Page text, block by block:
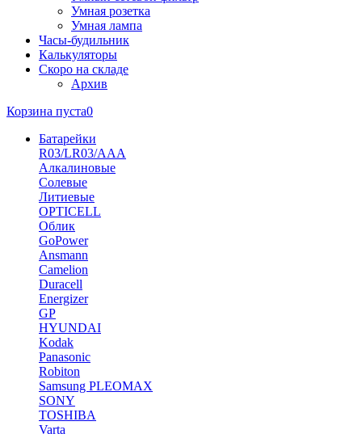
Умная розетка
Умная лампа
Часы-будильник
Калькуляторы
Скоро на складе
Архив
Корзина пуста0
Батарейки
R03/LR03/AAA
Алкалиновые
Солевые
Литиевые
OPTICELL
Облик
GoPower
Ansmann
Camelion
Duracell
Energizer
GP
HYUNDAI
Kodak
Panasonic
Robiton
Samsung PLEOMAX
SONY
TOSHIBA
Varta